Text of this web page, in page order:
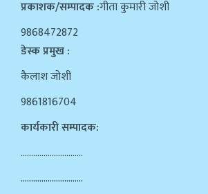
प्रकाशक/सम्पादक :गीता कुमारी जोशी
9868472872
डेस्क प्रमुख :
कैलाश जोशी
9861816704
कार्यकारी सम्पादक:
…………………………
…………………………